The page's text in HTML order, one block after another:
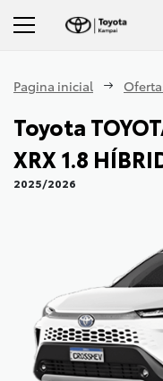
Pagina inicial
Toyota
XRX 1.8
2025/2026